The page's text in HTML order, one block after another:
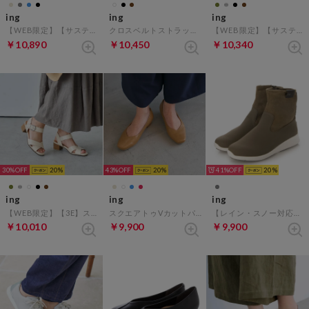
ing
￥10,890
ing
￥10,450
ing
￥10,340
30% 20
ing
￥10,010
43% 20
ing
￥9,900
41% 20
ing
￥9,900